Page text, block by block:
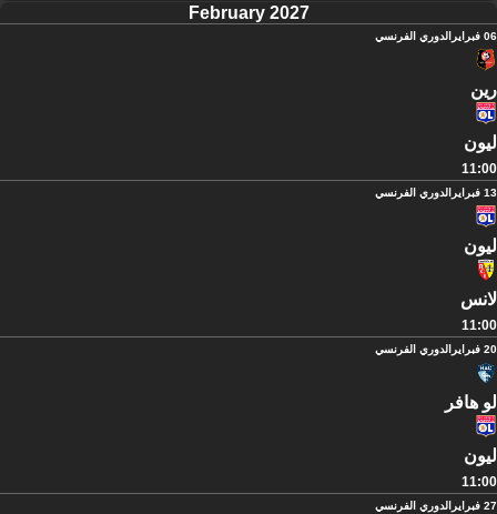
February 2027
06 فبراير الدوري الفرنسي
رين
ليون
11:00
13 فبراير الدوري الفرنسي
ليون
لانس
11:00
20 فبراير الدوري الفرنسي
لو هافر
ليون
11:00
27 فبراير الدوري الفرنسي